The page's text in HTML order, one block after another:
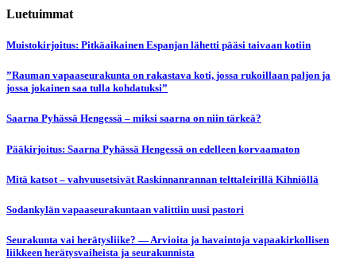
Luetuimmat
Muistokirjoitus: Pitkäaikainen Espanjan lähetti pääsi taivaan kotiin
”Rauman vapaaseurakunta on rakastava koti, jossa rukoillaan paljon ja
jossa jokainen saa tulla kohdatuksi”
Saarna Pyhässä Hengessä – miksi saarna on niin tärkeä?
Pääkirjoitus: Saarna Pyhässä Hengessä on edelleen korvaamaton
Mitä katsot – vahvuusetsivät Raskinnanrannan telttaleirillä Kihniöllä
Sodankylän vapaaseurakuntaan valittiin uusi pastori
Seurakunta vai herätysliike? — Arvioita ja havaintoja vapaakirkollisen
liikkeen herätysvaiheista ja seurakunnista